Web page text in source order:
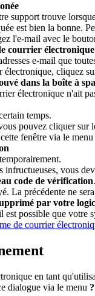
support trouve
est bien la bonne.
l'e-mail avec le
courrier
e-mail que
électronique, cliquez
dans la boîte à
électronique n'ait
temps.
pouvez cliquer sur
fenêtre via le menu
vous
code de vérification.
La précédente ne
par votre
possible que votre
de courrier
en tant
dialogue via le menu